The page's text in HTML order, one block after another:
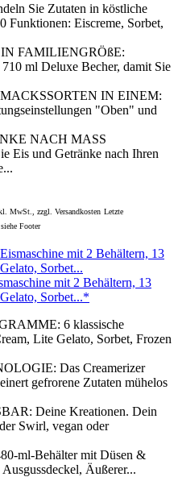
Sie Zutaten in köstliche
Funktionen: Eiscreme, Sorbet,
FAMILIENGRÖßE:
ml Deluxe Becher, damit Sie
IN EINEM:
"Oben" und
NACH MASS
Eis und Getränke nach Ihren
MwSt., zzgl. Versandkosten Letzte
Footer
mit 2 Behältern, 13
Sorbet...*
6 klassische
Lite Gelato, Sorbet, Frozen
Das Creamerizer
gefrorene Zutaten mühelos
Deine Kreationen. Dein
Swirl, vegan oder
ml-Behälter mit Düsen &
Äußerer...